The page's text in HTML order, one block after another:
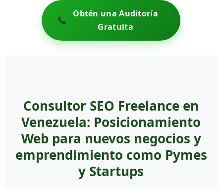
Obtén una Auditoría
Gratuita
Consultor SEO Freelance en
Venezuela: Posicionamiento
Web para nuevos negocios y
emprendimiento como Pymes
y Startups